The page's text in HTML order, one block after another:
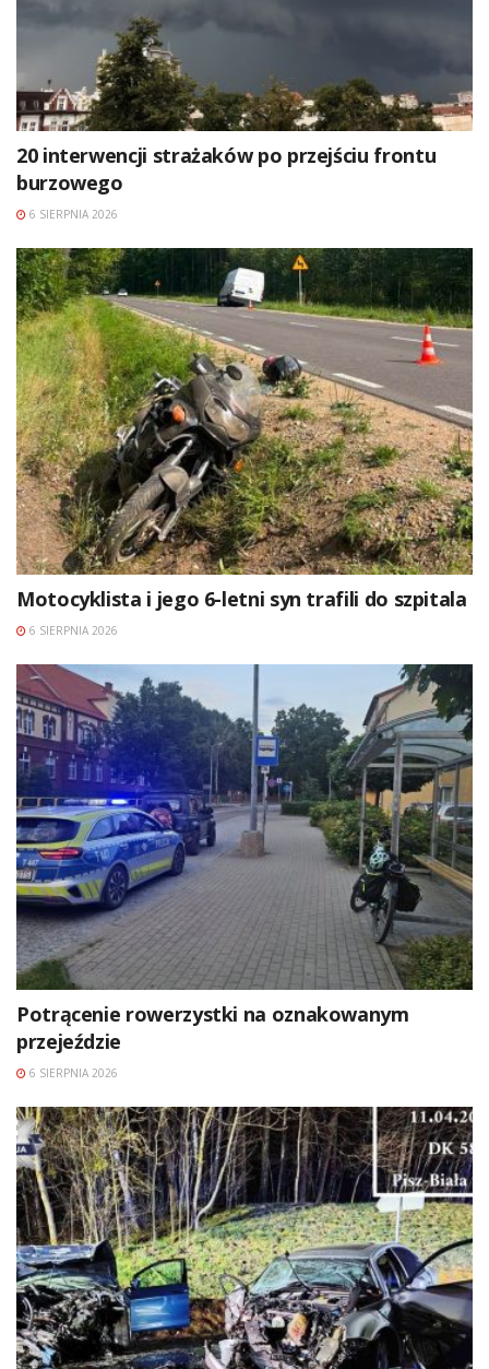
20 interwencji strażaków po przejściu frontu
burzowego
6 SIERPNIA 2026
Motocyklista i jego 6-letni syn trafili do szpitala
6 SIERPNIA 2026
Potrącenie rowerzystki na oznakowanym
przejeździe
6 SIERPNIA 2026